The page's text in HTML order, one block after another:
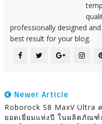
professionally designed
best result for your blog.
Newer Article
Roborock S8 MaxV Ultra
ยอดเยี่ยมแห่งปี ในผลิตภัณ